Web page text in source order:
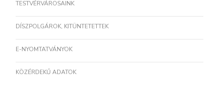
TESTVÉRVÁROSAINK
DÍSZPOLGÁROK, KITÜNTETETTEK
E-NYOMTATVÁNYOK
KÖZÉRDEKŰ ADATOK